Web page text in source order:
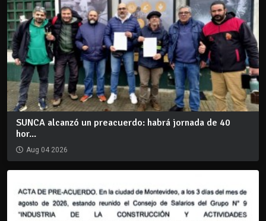
SUNCA alcanzó un preacuerdo: habrá jornada de 40
hor...
Aug 04 2026